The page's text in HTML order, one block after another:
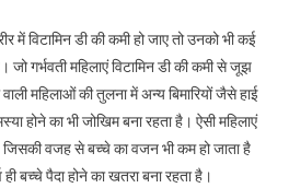
में विटामिन डी की कमी हो जाए तो उनको भी कई
जो गर्भवती महिलाएं विटामिन डी की कमी से जूझ
वाली महिलाओं की तुलना में अन्य बिमारियों जैसे हाई
होने का भी जोखिम बना रहता है। ऐसी महिलाएं
जिसकी वजह से बच्चे का वजन भी कम हो जाता है
बच्चे पैदा होने का खतरा बना रहता है।